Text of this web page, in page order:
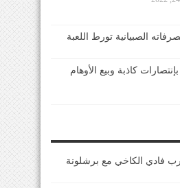
الصبيانية تورط اللعبة
كاذبة وبيع الأوهام
فادي الكاخي مع برشلونة